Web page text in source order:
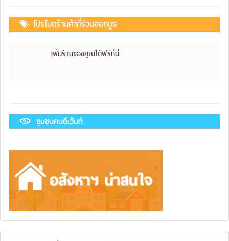
โปรโมตร้านค้าที่ร่วมออกบูธ
เพิ่มร้านของคุณได้ฟรีที่นี่
ชุมชนคนอีเว้นท์